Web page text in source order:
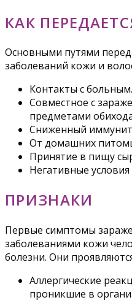
КАК
Основными путями
заболеваний кожи и
Контакты с больным.
Совместное с
предметами
Сниженный
От домашних
Принятие в пищу
Негативные
ПРИЗНАКИ
Первые симптомы
заболеваниями кожи
болезни. Они
Аллергические
проникшие в